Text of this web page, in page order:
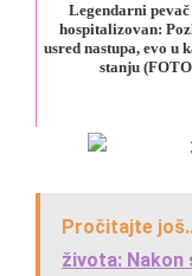
Legendarni
hospitalizovan:
usred nastupa, evo u
stanju
Pročitajte
života: